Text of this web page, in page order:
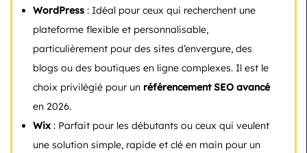
WordPress : Idéal pour ceux qui recherchent une
plateforme flexible et personnalisable,
particulièrement pour des sites d’envergure, des
blogs ou des boutiques en ligne complexes. Il est le
choix privilégié pour un référencement SEO avancé
en 2026.
Wix: Parfait pour les débutants ou ceux qui veulent
une solution simple, rapide et clé en main pour un